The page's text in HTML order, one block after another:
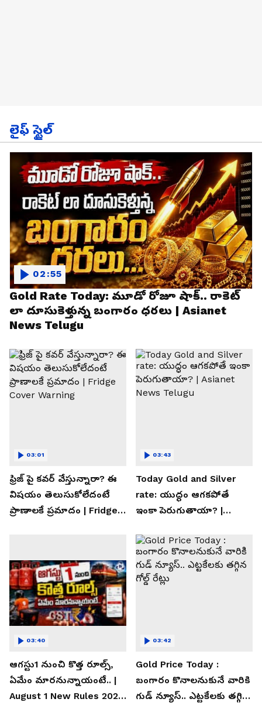
లైఫ్ స్టైల్
Gold Rate Today: మూడో రోజూ షాక్.. రాకెట్
లా దూసుకెళ్తున్న బంగారం ధరలు | Asianet
News Telugu
02:55
ఫ్రిజ్ పై కవర్ వేస్తున్నారా? ఈ
విషయం తెలుసుకోలేదంటే
ప్రాణాలకే ప్రమాదం | Fridge
03:01
Today Gold and Silver
rate: యుద్ధం ఆగకపోతే
ఇంకా పెరుగుతాయా? |
03:43
ఆగస్టు1 నుంచి కొత్త రూల్స్,
ఏమేం మారనున్నాయంటే.. |
August 1 New Rules 2026
03:40
Gold Price Today :
బంగారం కొనాలనుకునే వారికి
గుడ్ న్యూస్.. ఎట్టకేలకు తగ్గిన
03:42